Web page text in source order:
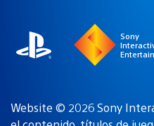
Sony
Website © 2026 Sony